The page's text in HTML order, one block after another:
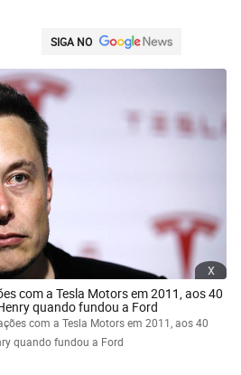
SIGA NO
x
com a Tesla Motors em 2011, aos 40
quando fundou a Ford
com a Tesla Motors em 2011, aos 40
quando fundou a Ford